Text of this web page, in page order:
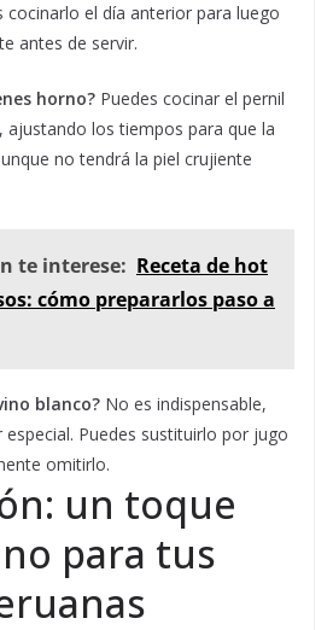
cocinarlo el día anterior para luego
antes de servir.
horno? Puedes cocinar el pernil
ajustando los tiempos para que la
no tendrá la piel crujiente
te interese: Receta de hot
cómo prepararlos paso a
blanco? No es indispensable,
Puedes sustituirlo por jugo
omitirlo.
un toque
para tus